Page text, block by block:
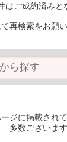
はご成約済みと
再検索をお願い
ジに掲載され
多数ございます